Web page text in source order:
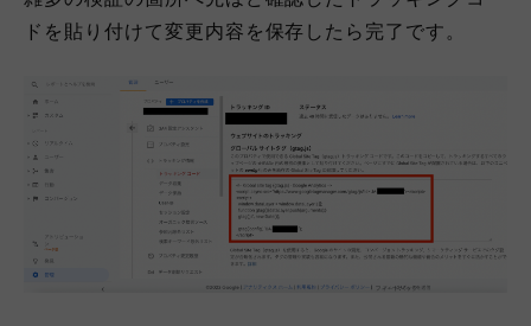
ドを貼り付けて変更内容を保存したら完了です。